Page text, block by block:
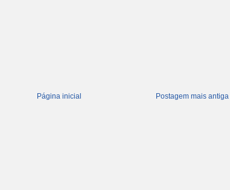
Postagem mais antiga
Página inicial